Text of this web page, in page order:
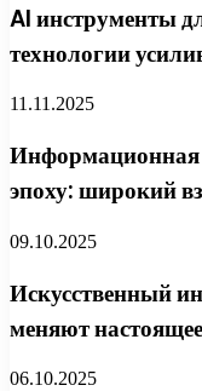
AI инструменты
технологии
11.11.2025
Информационная
эпоху: широкий
09.10.2025
Искусственный
меняют
06.10.2025